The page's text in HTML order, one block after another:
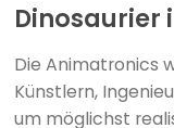
Dinosaurier
Die Animatronics
Künstlern,
um möglichst